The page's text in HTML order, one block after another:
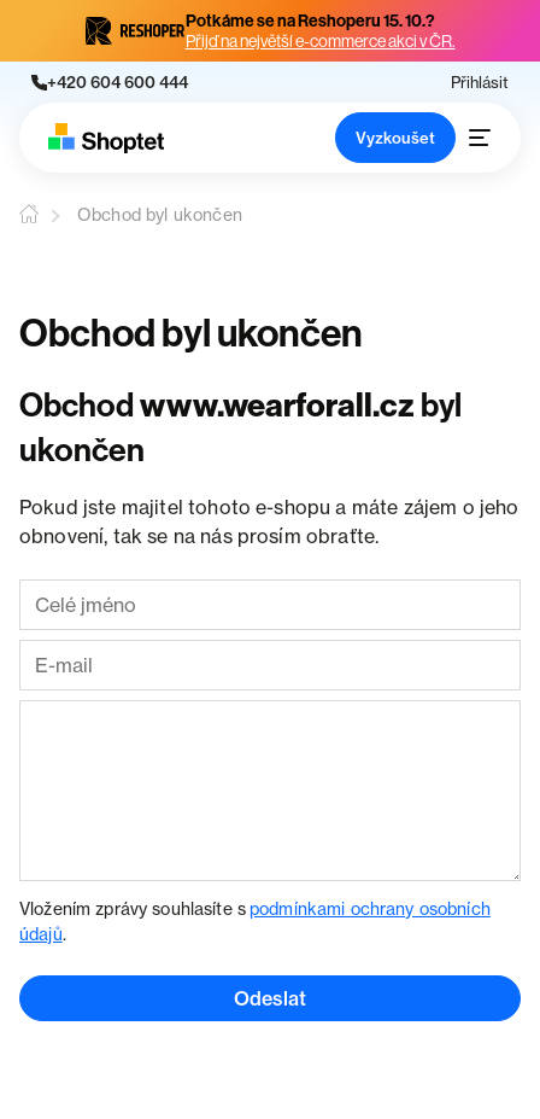
Potkáme se na Reshoperu 15. 10.?
Přijď na největší e-commerce akci v ČR.
+420 604 600 444 Přihlásit
Vyzkoušet
Obchod byl ukončen
Obchod byl ukončen
Obchodwww.wearforall.cz byl
ukončen
Pokud jste majitel tohoto e-shopu a máte zájem o jeho
obnovení, tak se na nás prosím obraťte.
Vložením zprávy souhlasíte spodmínkami ochrany osobních
údajů.
Odeslat